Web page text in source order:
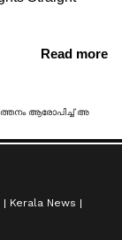
Kerala News